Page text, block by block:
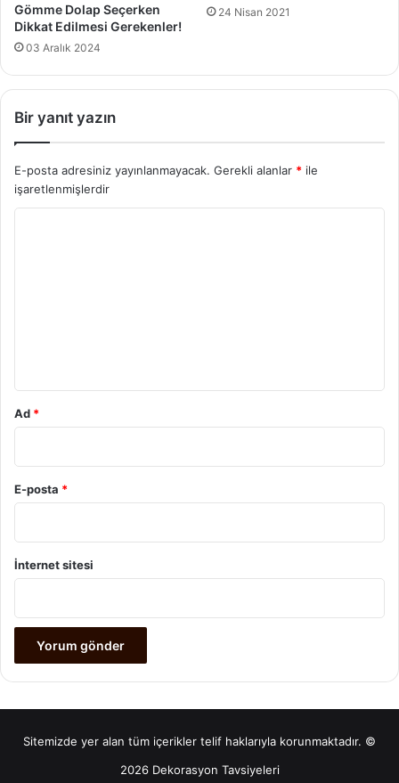
Gömme Dolap Seçerken
Dikkat Edilmesi Gerekenler!
03 Aralık 2024
24 Nisan 2021
Bir yanıt yazın
E-posta adresiniz yayınlanmayacak. Gerekli alanlar * ile
işaretlenmişlerdir
Ad *
E-posta *
İnternet sitesi
Sitemizde yer alan tüm içerikler telif haklarıyla korunmaktadır. ©
2026 Dekorasyon Tavsiyeleri